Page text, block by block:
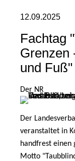
12.09.2025
Fachtag
Grenzen
und Fuß"
Der NR
Der
veranstaltet in
handfrest einen
Motto